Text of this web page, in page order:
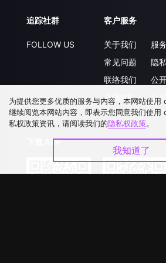
追踪社群
FOLLOW US
客户服务
关于我们
常见问题
联络我们
升级VIP
服
隐
公
合
下载 APP
为提供您更多优质的服务与内容，本网站使
继续阅览本网站内容，即表示您同意我们使
私权政策资讯，请阅读我们的隐私权政策。
我知道了